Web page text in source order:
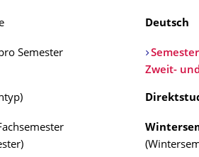
Deutsch
Semester
Zweit-
)
)
(